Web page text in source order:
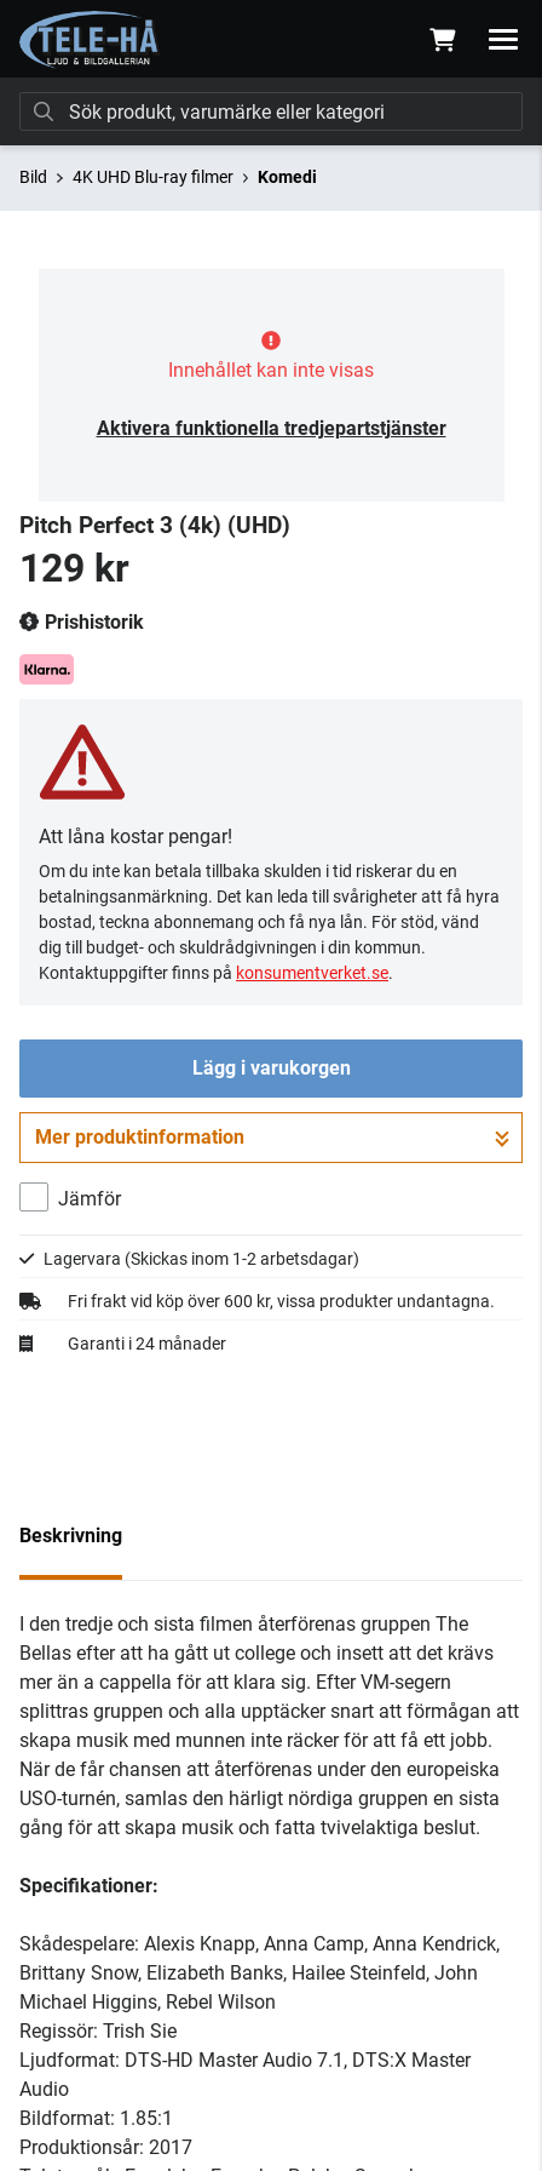
Bild 4K UHD Blu-ray filmer Komedi
Innehållet kan inte visas
Aktivera funktionella tredjepartstjänster
Pitch Perfect 3 (4k) (UHD)
129 kr
Prishistorik
Att låna kostar pengar!
Om du inte kan betala tillbaka skulden i tid riskerar du en
betalningsanmärkning. Det kan leda till svårigheter att få hyra
bostad, teckna abonnemang och få nya lån. För stöd, vänd
dig till budget- och skuldrådgivningen i din kommun.
Kontaktuppgifter finns på konsumentverket.se.
Lägg i varukorgen
Gå till kassan
Mer produktinformation
Jämför
Lagervara (Skickas inom 1-2 arbetsdagar)
Fri frakt vid köp över 600 kr, vissa produkter undantagna.
Garanti i 24 månader
Beskrivning
I den tredje och sista filmen återförenas gruppen The
Bellas efter att ha gått ut college och insett att det krävs
mer än a cappella för att klara sig. Efter VM-segern
splittras gruppen och alla upptäcker snart att förmågan att
skapa musik med munnen inte räcker för att få ett jobb.
När de får chansen att återförenas under den europeiska
USO-turnén, samlas den härligt nördiga gruppen en sista
gång för att skapa musik och fatta tvivelaktiga beslut.
Specifikationer:
Skådespelare: Alexis Knapp, Anna Camp, Anna Kendrick,
Brittany Snow, Elizabeth Banks, Hailee Steinfeld, John
Michael Higgins, Rebel Wilson
Regissör: Trish Sie
Ljudformat: DTS-HD Master Audio 7.1, DTS:X Master
Audio
Bildformat: 1.85:1
Produktionsår: 2017